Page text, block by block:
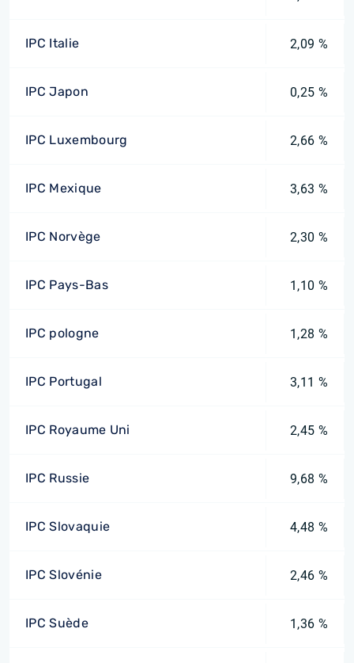
IPC Italie 2,09 %
IPC Japon 0,25 %
IPC Luxembourg 2,66 %
IPC Mexique 3,63 %
IPC Norvège 2,30 %
IPC Pays-Bas 1,10 %
IPC pologne 1,28 %
IPC Portugal 3,11 %
IPC Royaume Uni 2,45 %
IPC Russie 9,68 %
IPC Slovaquie 4,48 %
IPC Slovénie 2,46 %
IPC Suède 1,36 %